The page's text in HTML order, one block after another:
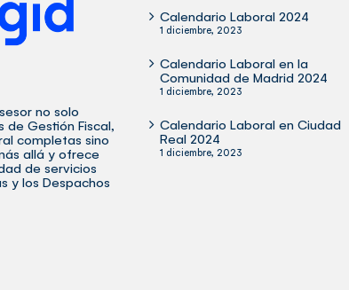
no solo
Gestión Fiscal,
completas sino
allá y ofrece
de servicios
y los Despachos
Calendario Laboral 2024
1 diciembre, 2023
Calendario Laboral en la
Comunidad de Madrid 2024
1 diciembre, 2023
Calendario Laboral en Ciudad
Real 2024
1 diciembre, 2023